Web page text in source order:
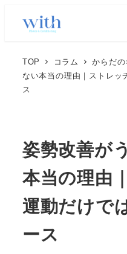
TOP コラム からだ
ない本当の理由｜ストレッ
ス
姿勢改善が
本当の理由
運動だけで
ース